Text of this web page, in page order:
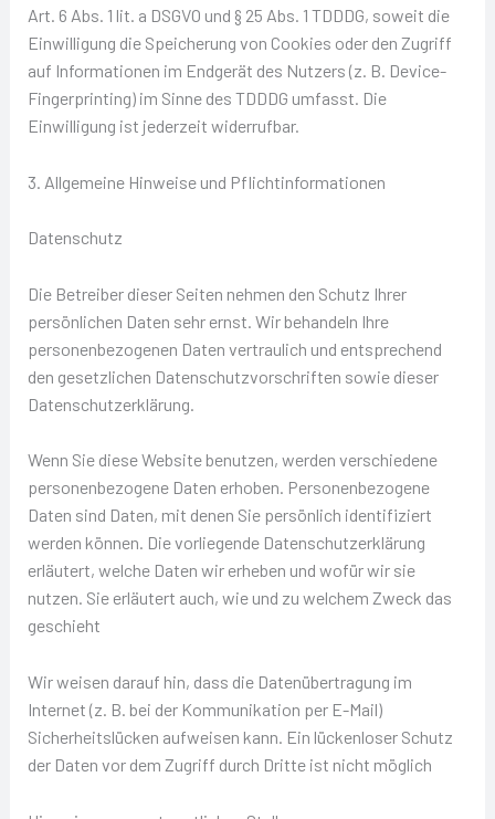
Art. 6 Abs. 1 lit. a DSGVO und § 25 Abs. 1 TDDDG, soweit die
Einwilligung die Speicherung von Cookies oder den Zugriff
auf Informationen im Endgerät des Nutzers (z. B. Device-
Fingerprinting) im Sinne des TDDDG umfasst. Die
Einwilligung ist jederzeit widerrufbar.
3. Allgemeine Hinweise und Pflichtinformationen
Datenschutz
Die Betreiber dieser Seiten nehmen den Schutz Ihrer
persönlichen Daten sehr ernst. Wir behandeln Ihre
personenbezogenen Daten vertraulich und entsprechend
den gesetzlichen Datenschutzvorschriften sowie dieser
Datenschutzerklärung.
Wenn Sie diese Website benutzen, werden verschiedene
personenbezogene Daten erhoben. Personenbezogene
Daten sind Daten, mit denen Sie persönlich identifiziert
werden können. Die vorliegende Datenschutzerklärung
erläutert, welche Daten wir erheben und wofür wir sie
nutzen. Sie erläutert auch, wie und zu welchem Zweck das
geschieht
Wir weisen darauf hin, dass die Datenübertragung im
Internet (z. B. bei der Kommunikation per E-Mail)
Sicherheitslücken aufweisen kann. Ein lückenloser Schutz
der Daten vor dem Zugriff durch Dritte ist nicht möglich